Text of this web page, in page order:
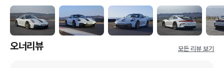
오너리뷰 모든 리뷰 보기